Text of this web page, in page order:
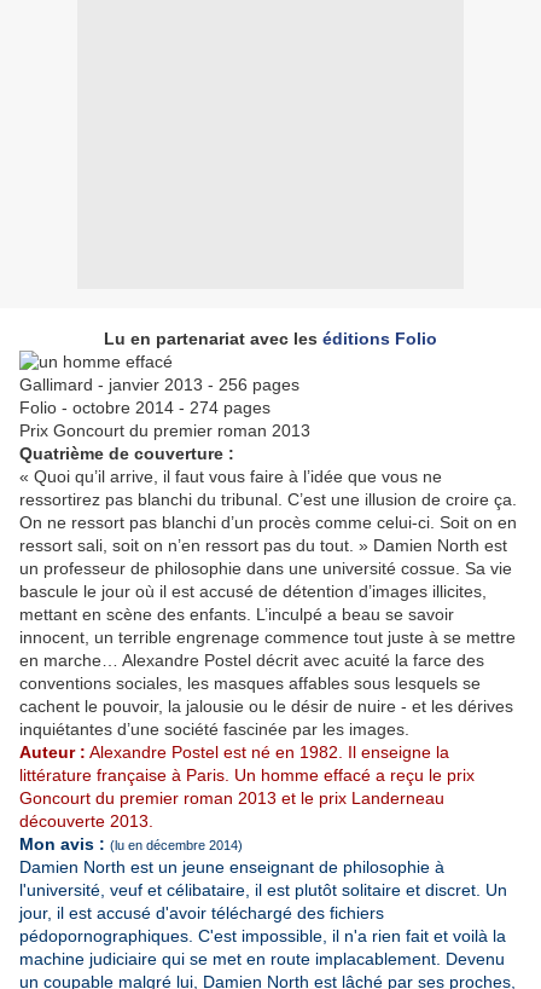
Lu en partenariat avec les éditions Folio
Gallimard - janvier 2013 - 256 pages
Folio - octobre 2014 - 274 pages
Prix Goncourt du premier roman 2013
Quatrième de couverture :
« Quoi qu’il arrive, il faut vous faire à l’idée que vous ne
ressortirez pas blanchi du tribunal. C’est une illusion de croire ça.
On ne ressort pas blanchi d’un procès comme celui-ci. Soit on en
ressort sali, soit on n’en ressort pas du tout. » Damien North est
un professeur de philosophie dans une université cossue. Sa vie
bascule le jour où il est accusé de détention d’images illicites,
mettant en scène des enfants. L’inculpé a beau se savoir
innocent, un terrible engrenage commence tout juste à se mettre
en marche… Alexandre Postel décrit avec acuité la farce des
conventions sociales, les masques affables sous lesquels se
cachent le pouvoir, la jalousie ou le désir de nuire - et les dérives
inquiétantes d’une société fascinée par les images.
Auteur : Alexandre Postel est né en 1982. Il enseigne la
littérature française à Paris. Un homme effacé a reçu le prix
Goncourt du premier roman 2013 et le prix Landerneau
découverte 2013.
Mon avis : (lu en décembre 2014)
Damien North est un jeune enseignant de philosophie à
l'université, veuf et célibataire, il est plutôt solitaire et discret. Un
jour, il est accusé d'avoir téléchargé des fichiers
pédopornographiques. C'est impossible, il n'a rien fait et voilà la
machine judiciaire qui se met en route implacablement. Devenu
un coupable malgré lui, Damien North est lâché par ses proches,